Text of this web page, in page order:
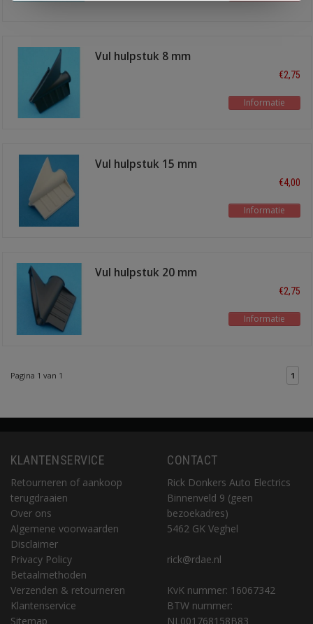
Vul hulpstuk 8 mm
€2,75
Informatie
Vul hulpstuk 15 mm
€4,00
Informatie
Vul hulpstuk 20 mm
€2,75
Informatie
Pagina 1 van 1 1
KLANTENSERVICE
Retourneren of aankoop
terugdraaien
Over ons
Algemene voorwaarden
Disclaimer
Privacy Policy
Betaalmethoden
Verzenden & retourneren
Klantenservice
Sitemap
CONTACT
Rick Donkers Auto Electrics
Binnenveld 9 (geen
bezoekadres)
5462 GK Veghel
rick@rdae.nl
KvK nummer: 16067342
BTW nummer:
NL001768158B83